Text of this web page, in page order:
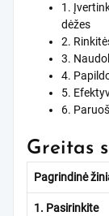
1.
dėžes
2.
3.
4.
5.
6.
Greitas
Pagrindinė
1. Pasirinkite